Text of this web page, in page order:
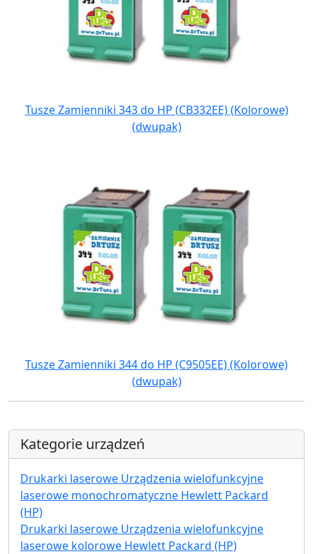
Tusze Zamienniki 343 do HP (CB332EE) (Kolorowe)
(dwupak)
Tusze Zamienniki 344 do HP (C9505EE) (Kolorowe)
(dwupak)
Kategorie urządzeń
Drukarki laserowe Urządzenia wielofunkcyjne
laserowe monochromatyczne Hewlett Packard
(HP)
Drukarki laserowe Urządzenia wielofunkcyjne
laserowe kolorowe Hewlett Packard (HP)